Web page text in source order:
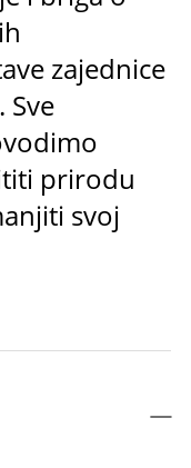
zajednice
Sve
prirodu
svoj